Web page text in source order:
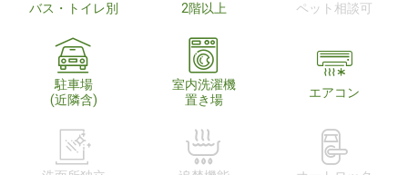
バス・トイレ別 2階以上 ペット相談可
駐車場
(近隣含)
室内洗濯機
置き場
エアコン